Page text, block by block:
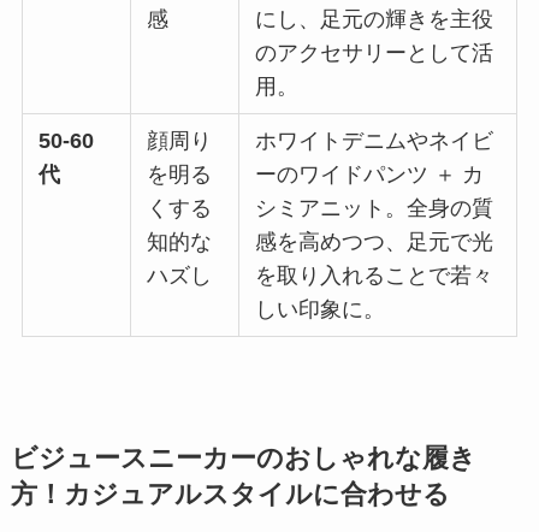
感
にし、足元の輝きを主役
のアクセサリーとして活
用。
50-60
代
顔周り
を明る
くする
知的な
ハズし
ホワイトデニムやネイビ
ーのワイドパンツ ＋ カ
シミアニット。全身の質
感を高めつつ、足元で光
を取り入れることで若々
しい印象に。
ビジュースニーカーのおしゃれな履き
方！カジュアルスタイルに合わせる